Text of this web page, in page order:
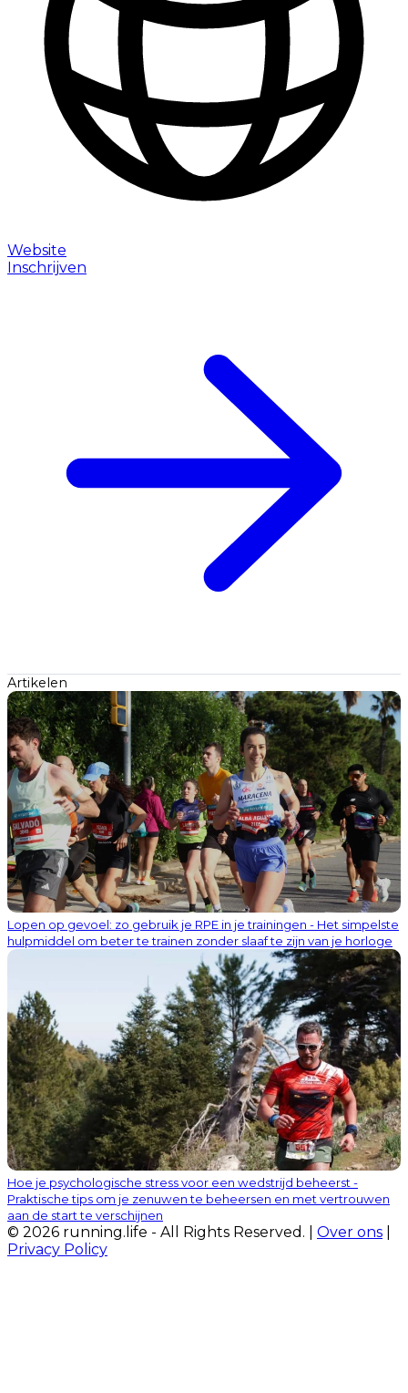
Website
Inschrijven
Artikelen
Lopen op gevoel: zo gebruik je RPE in je trainingen - Het simpelste
hulpmiddel om beter te trainen zonder slaaf te zijn van je horloge
Hoe je psychologische stress voor een wedstrijd beheerst -
Praktische tips om je zenuwen te beheersen en met vertrouwen
aan de start te verschijnen
© 2026 running.life - All Rights Reserved. | Over ons
Privacy Policy